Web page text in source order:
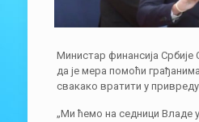
Министар финансија
да је мера помоћи
свакако вратити у привреду
„Ми ћемо на седници Владе